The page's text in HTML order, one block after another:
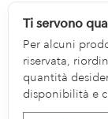
Ti servono
Per alcuni
riservata,
quantità
disponibilità e